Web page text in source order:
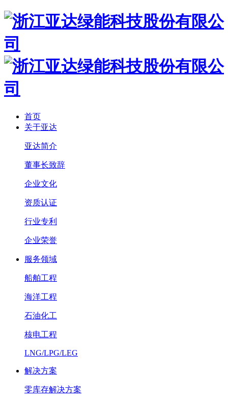
首页
关于亚达
亚达简介
董事长致辞
企业文化
资质认证
行业专利
企业荣誉
服务领域
船舶工程
海洋工程
石油化工
核电工程
LNG/LPG/LEG
解决方案
零库存解决方案